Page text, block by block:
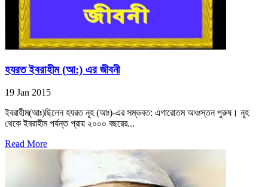
হযরত ইবরাহীম (আ:) এর জীবনী
19 Jan 2015
ইবরাহীম(আঃ)ছিলেন হযরত নূহ (আঃ)-এর সম্ভবত: এগারোতম অধঃস্তন পুরুষ। নূহ
থেকে ইবরাহীম পর্যন্ত প্রায় ২০০০ বছরের...
Read More